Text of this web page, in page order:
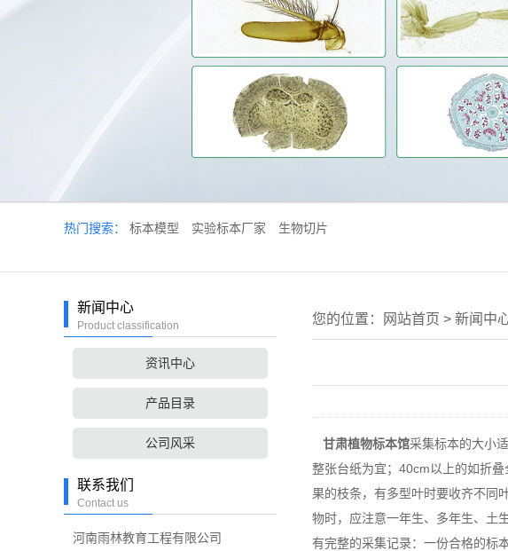
热门搜索： 标本模型 实验标本厂家 生物切片
新闻中心
Product classification
资讯中心
产品目录
公司风采
联系我们
Contact us
河南雨林教育工程有限公司
您的位置： 网站首页 > 新闻中
甘肃植物标本馆采集标本的大小
整张台纸为宜；40cm以上的如折
果的枝条，有多型叶时要收齐不同
物时，应注意一年生、多年生、土
有完整的采集记录：一份合格的标